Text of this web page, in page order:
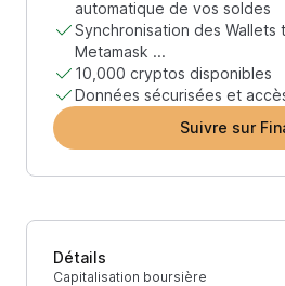
automatique de vos soldes
Synchronisation des Wallets
Metamask ...
10,000 cryptos disponibles
Données sécurisées et
Suivre sur
Détails
Capitalisation boursière